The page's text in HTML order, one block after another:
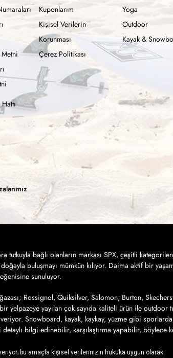
Kuponlarım
Kişisel Verilerin
Korunması
Çerez Politikası
Yoga
Outdoor
Kayak &
tutkuyla bağlı olanların markası SPX, çeşitli
buluşmayı mümkün kılıyor. Daima aktif bir
sunuluyor.
Rossignol, Quiksilver, Salomon, Burton,
yelpazeye yayılan çok sayıda kaliteli ürün ile outdoor
Snowboard, kayak, kaykay, yüzme gibi
bilgi edinebilir, karşılaştırma yapabilir, böylece
sahip olmak için yapmanız gereken tek şey ise,